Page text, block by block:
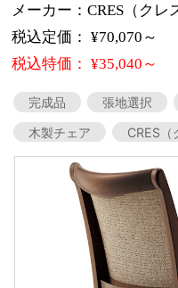
メーカー：CRES（クレ
税込定価： ¥70,070～
税込特価： ¥35,040～
完成品 張地選択
木製チェア
CRES（